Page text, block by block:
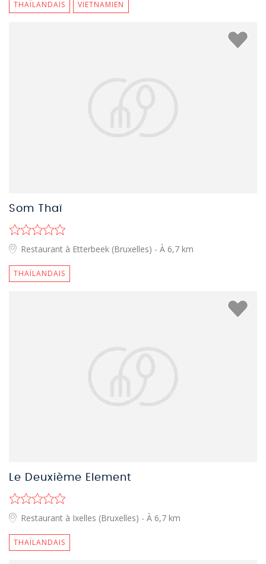
THAÏLANDAIS VIETNAMIEN
Som Thaï
Restaurant à Etterbeek (Bruxelles) - À 6,7 km
THAÏLANDAIS
Le Deuxième Element
Restaurant à Ixelles (Bruxelles) - À 6,7 km
THAÏLANDAIS